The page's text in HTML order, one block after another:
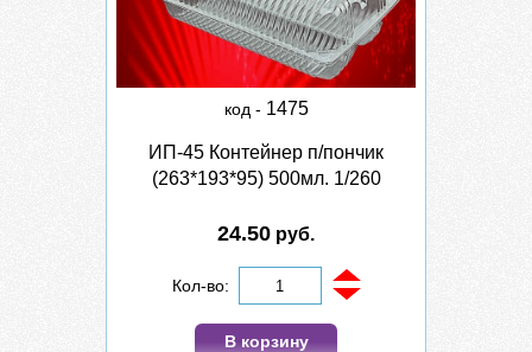
код - 1475
ИП-45 Контейнер п/пончик
(263*193*95) 500мл. 1/260
24.50 руб.
Кол-во:
В корзину